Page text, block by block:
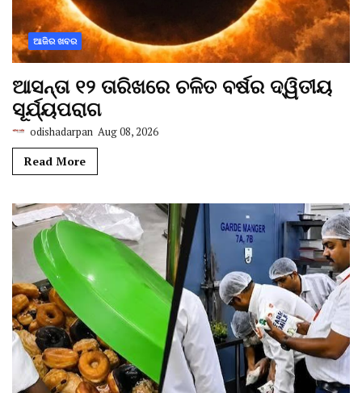
ଆଜିର ଖବର
ଆସନ୍ତା ୧୨ ତାରିଖରେ ଚଳିତ ବର୍ଷର ଦ୍ୱିତୀୟ
ସୂର୍ଯ୍ୟପରାଗ
odishadarpan Aug 08, 2026
Read More